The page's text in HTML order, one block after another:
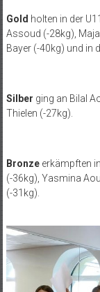
Gold holten in der
Assoud (-28kg),
Bayer (-40kg) und in
Silber ging an Bilal
Thielen (-27kg).
Bronzeerkämpften
(-36kg), Yasmina
(-31kg).